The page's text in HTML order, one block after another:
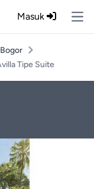
Masuk
Tipe Suite